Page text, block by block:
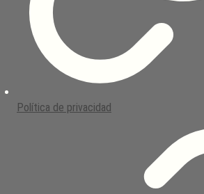
Política de privacidad